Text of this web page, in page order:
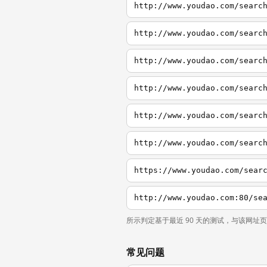
http://www.youdao.com/
http://www.youdao.com/
http://www.youdao.com/
http://www.youdao.com/
http://www.youdao.com/
所示判定基于最近 90 天的测试，与该网址
常见问题